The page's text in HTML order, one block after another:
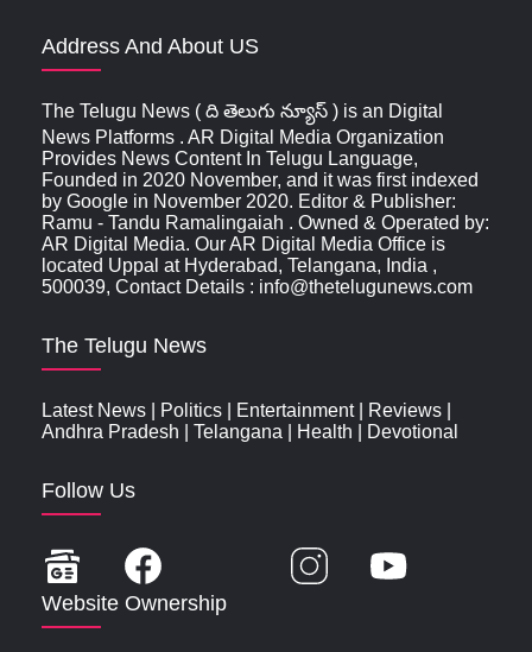
Address And About US
The Telugu News ( ది తెలుగు న్యూస్‌ ) is an Digital
News Platforms . AR Digital Media Organization
Provides News Content In Telugu Language,
Founded in 2020 November, and it was first indexed
by Google in November 2020. Editor & Publisher:
Ramu - Tandu Ramalingaiah . Owned & Operated by:
AR Digital Media. Our AR Digital Media Office is
located Uppal at Hyderabad, Telangana, India ,
500039, Contact Details : info@thetelugunews.com
The Telugu News
Latest News Politics Entertainment| Reviews
Andhra Pradesh
Telangana Health Devotional
Follow Us
Website Ownership